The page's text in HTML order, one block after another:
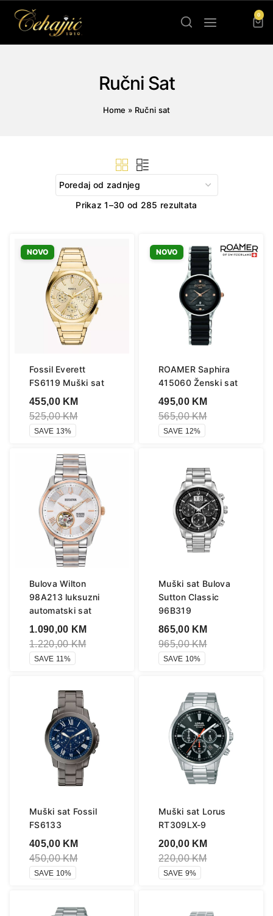
0
Ručni Sat
Home » Ručni sat
Prikaz 1–30 od 285 rezultata
NOVO
Fossil Everett
FS6119 Muški sat
455,00 KM
525,00KM
SAVE 13%
NOVO
ROAMER Saphira
415060 Ženski sat
495,00 KM
565,00KM
SAVE 12%
Bulova Wilton
98A213 luksuzni
automatski sat
1.090,00 KM
1.220,00KM
SAVE 11%
Muški sat Bulova
Sutton Classic
96B319
865,00 KM
965,00KM
SAVE 10%
Muški sat Fossil
FS6133
405,00 KM
450,00KM
SAVE 10%
Muški sat Lorus
RT309LX-9
200,00 KM
220,00KM
SAVE 9%